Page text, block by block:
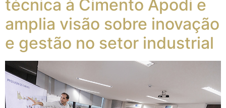
técnica à Cimento Apodi e
amplia visão sobre inovação
e gestão no setor industrial